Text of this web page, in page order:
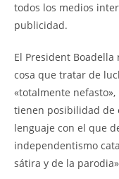
todos los medios
publicidad.
El President
cosa que tratar de
«totalmente
tienen posibilidad de
lenguaje con el que
independentismo
sátira y de la